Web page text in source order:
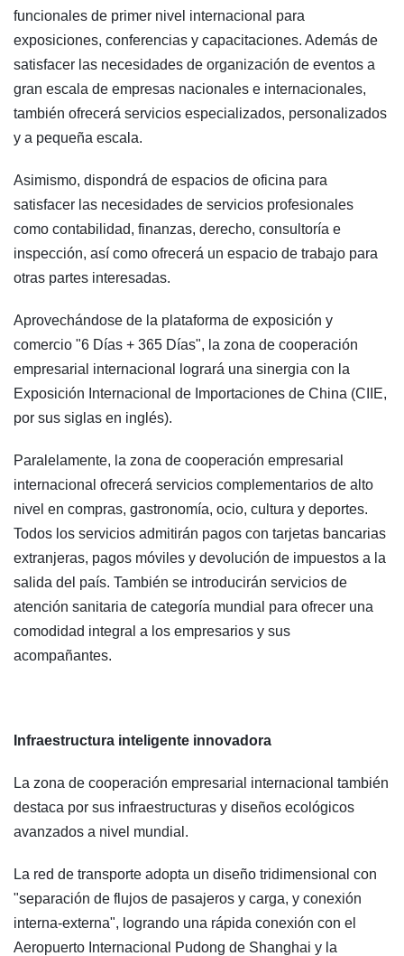
funcionales de primer nivel internacional para
exposiciones, conferencias y capacitaciones. Además de
satisfacer las necesidades de organización de eventos a
gran escala de empresas nacionales e internacionales,
también ofrecerá servicios especializados, personalizados
y a pequeña escala.
Asimismo, dispondrá de espacios de oficina para
satisfacer las necesidades de servicios profesionales
como contabilidad, finanzas, derecho, consultoría e
inspección, así como ofrecerá un espacio de trabajo para
otras partes interesadas.
Aprovechándose de la plataforma de exposición y
comercio "6 Días + 365 Días", la zona de cooperación
empresarial internacional logrará una sinergia con la
Exposición Internacional de Importaciones de China (CIIE,
por sus siglas en inglés).
Paralelamente, la zona de cooperación empresarial
internacional ofrecerá servicios complementarios de alto
nivel en compras, gastronomía, ocio, cultura y deportes.
Todos los servicios admitirán pagos con tarjetas bancarias
extranjeras, pagos móviles y devolución de impuestos a la
salida del país. También se introducirán servicios de
atención sanitaria de categoría mundial para ofrecer una
comodidad integral a los empresarios y sus
acompañantes.
Infraestructura inteligente innovadora
La zona de cooperación empresarial internacional también
destaca por sus infraestructuras y diseños ecológicos
avanzados a nivel mundial.
La red de transporte adopta un diseño tridimensional con
"separación de flujos de pasajeros y carga, y conexión
interna-externa", logrando una rápida conexión con el
Aeropuerto Internacional Pudong de Shanghai y la